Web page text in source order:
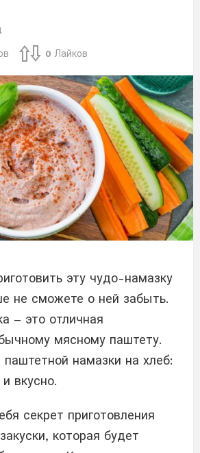
0 Лайков
эту чудо-намазку
не сможете о ней забыть.
– это отличная
мясному паштету.
паштетной намазки на хлеб:
вкусно.
секрет приготовления
которая будет